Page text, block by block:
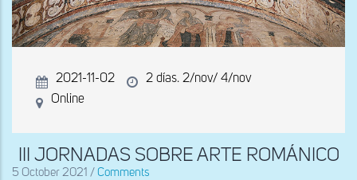
2021-11-02
2 días. 2/nov/ 4/nov
Online
III JORNADAS SOBRE ARTE ROMÁNICO
5 October 2021 / Comments